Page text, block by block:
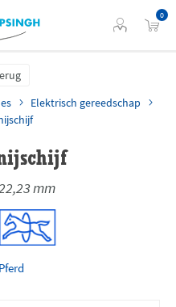
0
Elektrisch gereedschap
mm
Pferd